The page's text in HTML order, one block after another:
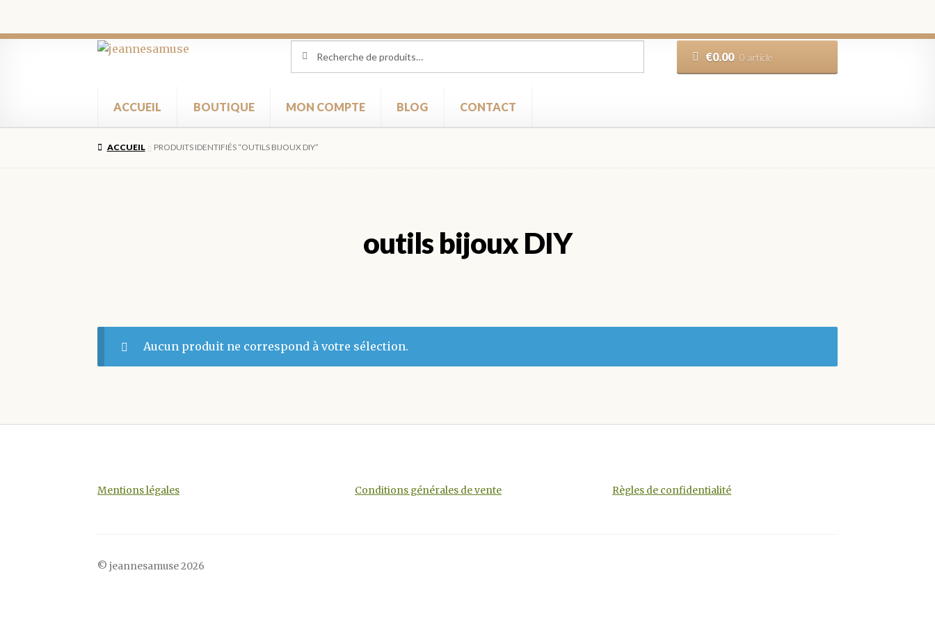
Aller
navigation
Aller
pour :
€0.00 0 article
ACCUEIL BOUTIQUE MON COMPTE BLOG CONTACT
ACCUEIL PRODUITS IDENTIFIÉS “OUTILS BIJOUX DIY”
outils bijoux DIY
Aucun produit ne correspond à votre sélection.
Mentions légales Conditions générales de vente Règles de confidentialité
© jeannesamuse 2026